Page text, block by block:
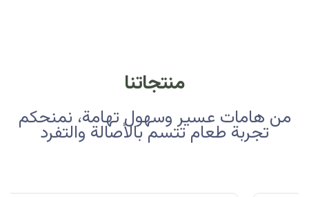
منتجاتنا
من هامات عسير وسهول تهامة، نمنحكم
تجربة طعام تتسم بالأصالة والتفرد